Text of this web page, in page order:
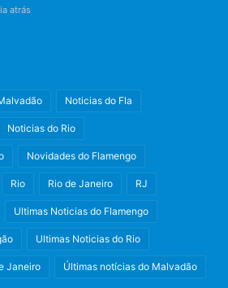
atrás
Noticias do Fla
Noticias do Rio
Novidades do Flamengo
Rio Rio de Janeiro RJ
Ultimas Noticias do Flamengo
Ultimas Noticias do Rio
Janeiro Últimas notícias do Malvadão